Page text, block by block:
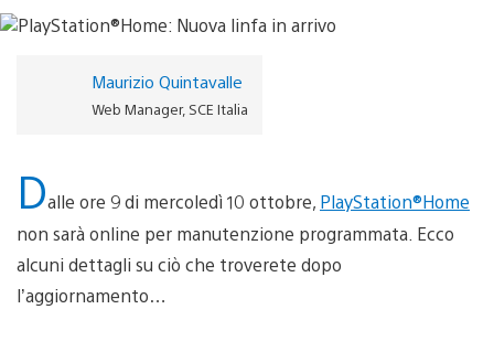
Maurizio Quintavalle
Web Manager, SCE Italia
Dalle ore 9 di mercoledì 10 ottobre, PlayStation®Home
non sarà online per manutenzione programmata. Ecco
alcuni dettagli su ciò che troverete dopo
l’aggiornamento…